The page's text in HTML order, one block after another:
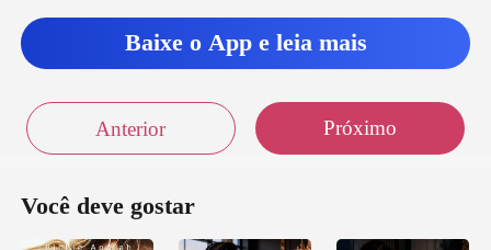
Baixe o App e leia mais
Anterior Próximo
Você deve gostar